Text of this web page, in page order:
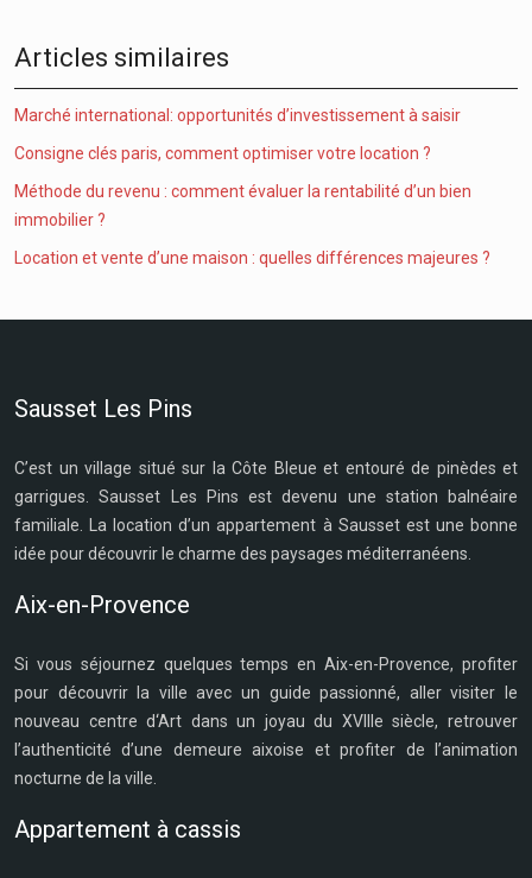
Articles similaires
Marché international: opportunités d’investissement à saisir
Consigne clés paris, comment optimiser votre location ?
Méthode du revenu : comment évaluer la rentabilité d’un bien
immobilier ?
Location et vente d’une maison : quelles différences majeures ?
Sausset Les Pins
C’est un village situé sur la Côte Bleue et entouré de pinèdes et
garrigues. Sausset Les Pins est devenu une station balnéaire
familiale. La location d’un appartement à Sausset est une bonne
idée pour découvrir le charme des paysages méditerranéens.
Aix-en-Provence
Si vous séjournez quelques temps en Aix-en-Provence, profiter
pour découvrir la ville avec un guide passionné, aller visiter le
nouveau centre d‘Art dans un joyau du XVIIIe siècle, retrouver
l’authenticité d’une demeure aixoise et profiter de l’animation
nocturne de la ville.
Appartement à cassis